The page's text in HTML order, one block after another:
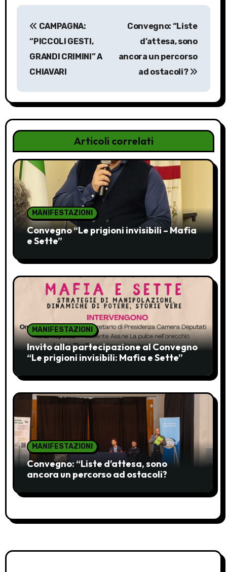
N
g
a
z
i
o
n
e
r
t
c
o
l
i
CAMPAGNA:
“PICCOLI GESTI,
GRANDI CRIMINI” A
CHIAVARI
Convegno: “Liste
d’attesa, sono
ancora un percorso
ad ostacoli?
Articoli correlati
MANIFESTAZIONI
Convegno “Le prigioni invisibili – Mafia
e Sette”
MANIFESTAZIONI
Invito alla partecipazione al Convegno
“Le prigioni invisibili: Mafia e Sette”
MANIFESTAZIONI
Convegno: “Liste d’attesa, sono
ancora un percorso ad ostacoli?